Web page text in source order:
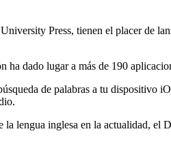
Press, tienen el placer de
dado lugar a más de 190
de palabras a tu dispositivo
lengua inglesa en la actualidad,